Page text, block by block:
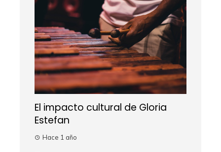
El impacto cultural de Gloria
Estefan
Hace 1 año